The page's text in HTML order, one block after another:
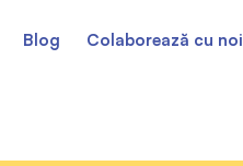
Blog Colaborează cu noi